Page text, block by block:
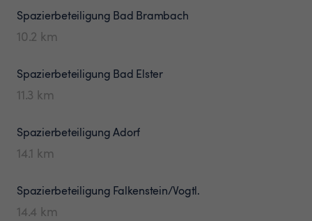
Spazierbeteiligung Bad Brambach
10.2 km
Spazierbeteiligung Bad Elster
11.3 km
SpazierbeteiligungAdorf
14.1 km
Spazierbeteiligung Falkenstein/Vogtl.
14.4 km